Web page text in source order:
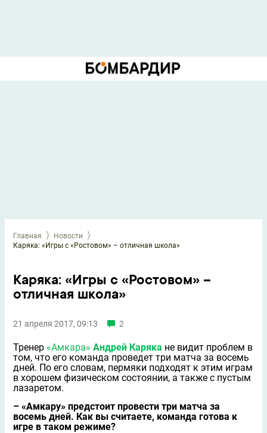
Главная
Новости
Каряка: «Игры с «Ростовом» – отличная школа»
Каряка: «Игры с «Ростовом» –
отличная школа»
21 апреля 2017, 09:13 2
Тренер «Амкара» Андрей Каряка не видит проблем в
том, что его команда проведет три матча за восемь
дней. По его словам, пермяки подходят к этим играм
в хорошем физическом состоянии, а также с пустым
лазаретом.
– «Амкару» предстоит провести три матча за
восемь дней. Как вы считаете, команда готова к
игре в таком режиме?